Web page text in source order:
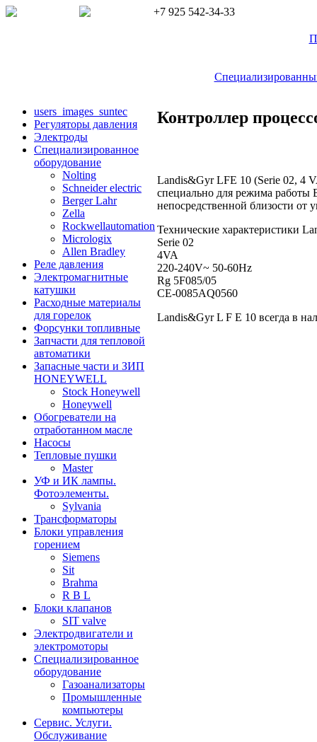
+7 925 542-34-33
users_images_suntec
Регуляторы давления
Электроды
Cпециализированное
оборудование
Nolting
Schneider electric
Berger Lahr
Zella
Rockwellautomation
Micrologix
Allen Bradley
Реле давления
Электромагнитные
катушки
Расходные материалы
для горелок
Форсунки топливные
Запчасти для тепловой
автоматики
Запасные части и ЗИП
HONEYWELL
Stock Honeywell
Honeywell
Обогреватели на
отработанном масле
Насосы
Тепловые пушки
Master
УФ и ИК лампы.
Фотоэлементы.
Sylvania
Трансформаторы
Блоки управления
горением
Siemens
Sit
Brahma
R B L
Блоки клапанов
SIT valve
Электродвигатели и
электромоторы
Специализированное
оборудование
Газоанализаторы
Промышленные
компьютеры
Сервис. Услуги.
Обслуживание
Контроллер
Landis&Gyr LFE 10 (Serie 02, 4
специально для режима работы
непосредственной близости от
Технические характеристики
Serie 02
4VA
220-240V~ 50-60Hz
Rg 5F085/05
CE-0085AQ0560
Landis&Gyr L F E 10 всегда в